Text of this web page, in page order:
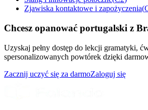
Zjawiska kontaktowe i zapożyczenia(
Chcesz opanować portugalski z
Uzyskaj pełny dostęp do lekcji gramatyki,
spersonalizowanych powtórek dzięki
Zacznij uczyć się za darmoZaloguj się